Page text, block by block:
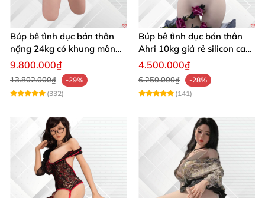
Búp bê tình dục bán thân
nặng 24kg có khung mông
ngực to âm đạo khít chặt
9.800.000₫
13.802.000₫
-29%
(332)
Búp bê tình dục bán thân
Ahri 10kg giá rẻ silicon cao
cấp
4.500.000₫
6.250.000₫
-28%
(141)